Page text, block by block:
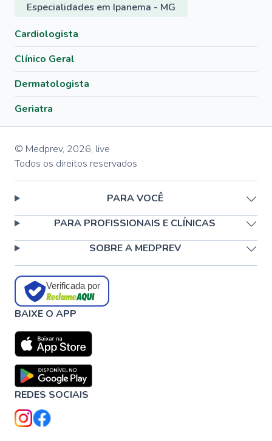
Especialidades em Ipanema - MG
Cardiologista
Clínico Geral
Dermatologista
Geriatra
© Medprev, 2026, live
Todos os direitos reservados
PARA VOCÊ
PARA PROFISSIONAIS E CLÍNICAS
SOBRE A MEDPREV
Verificada por
BAIXE O APP
REDES SOCIAIS